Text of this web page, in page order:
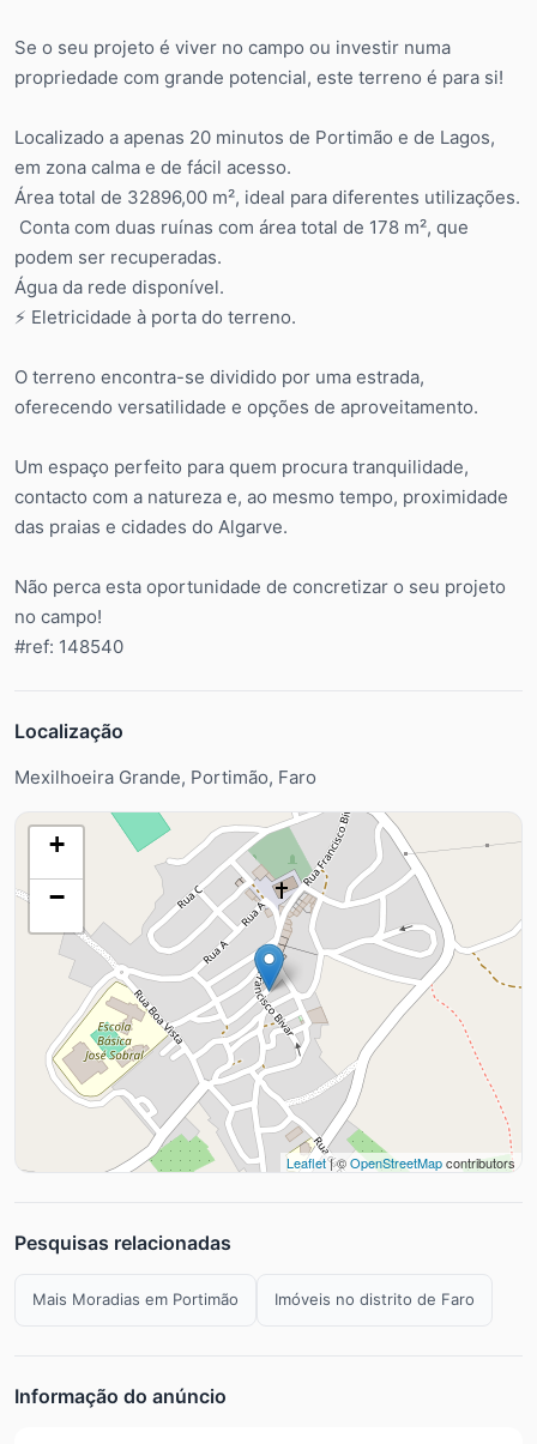
Se o seu projeto é viver no campo ou investir numa
propriedade com grande potencial, este terreno é para si!
Localizado a apenas 20 minutos de Portimão e de Lagos,
em zona calma e de fácil acesso.
Área total de 32896,00 m², ideal para diferentes utilizações.
️ Conta com duas ruínas com área total de 178 m², que
podem ser recuperadas.
Água da rede disponível.
⚡ Eletricidade à porta do terreno.
O terreno encontra-se dividido por uma estrada,
oferecendo versatilidade e opções de aproveitamento.
Um espaço perfeito para quem procura tranquilidade,
contacto com a natureza e, ao mesmo tempo, proximidade
das praias e cidades do Algarve.
Não perca esta oportunidade de concretizar o seu projeto
no campo!
#ref: 148540
Localização
Mexilhoeira Grande, Portimão, Faro
+
−
Leaflet| ©OpenStreetMapcontributors
Pesquisas relacionadas
Mais Moradias em Portimão Imóveis no distrito de Faro
Informação do anúncio